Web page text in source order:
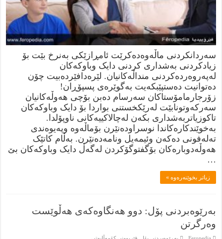
سەردانکردنی ماڵەوەدەکرێت ئامڕازێکی بەنرخ بێت بۆ
زیادکردنی بەشداری کردنی دایک وباوکەکان
لەپەروەردەکردنی منداڵەکانیان. لێرەدافێردەبیت چۆن
دەتوانیت دەستپێبکەیت بەگوێرەی پسپۆڕان!
زۆرجارمامۆستاکان سەرسام دەبن بۆچی هەوڵەکانیان
سەرکەوتونابێت لەرێکخستنی بواردا بۆ دایک وباوکەکان
تاکوزیاتربەشداری بکەن لەچالاکییەکانی ناوپۆلدا.
بەخوێندکارەکاندا نوسراودەنێرن بۆماڵەوە وپەیوەندی
تەلەفونی دەکەن وئیمەیل ونامەدەنێرن. بەڵام کاتێک
هەوڵەدوبارەکان بۆگفتوگۆکردن لەگەڵ دایک وباوکەکان بێ
…
زياتر بخوێنەرەوە »
بەرێوەبردنی پۆل: دوو هەنگاوەکەی هەڵوێست
وەرگرتن